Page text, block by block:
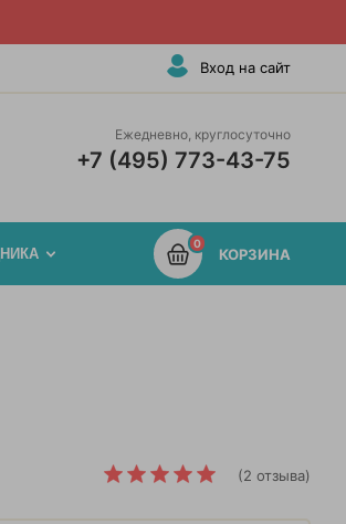
Вход на сайт
Ежедневно, круглосуточно
+7 (495) 773-43-75
0
КОРЗИНА
(2 отзыва)